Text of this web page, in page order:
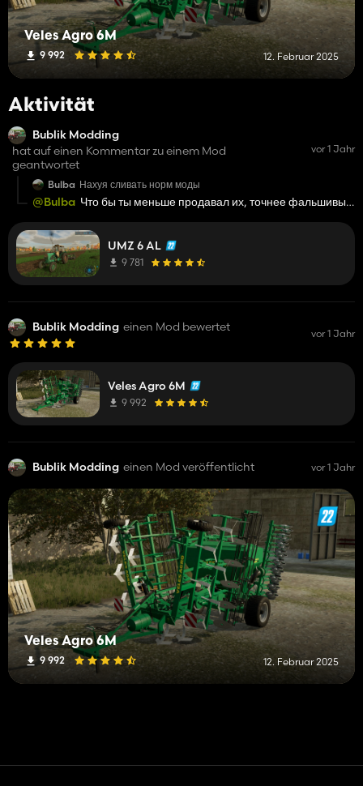
Veles Agro 6M
9 992 12. Februar 2025
Aktivität
Bublik Modding
hat auf einen Kommentar zu einem Mod
geantwortet
vor 1 Jahr
Bulba Нахуя сливать норм моды
@Bulba Что бы ты меньше продавал их, точнее фальшивые
UMZ 6 AL
9 781
Bublik Modding einen Mod bewertet vor 1 Jahr
Veles Agro 6M
9 992
Bublik Modding einen Mod veröffentlicht vor 1 Jahr
Veles Agro 6M
9 992 12. Februar 2025